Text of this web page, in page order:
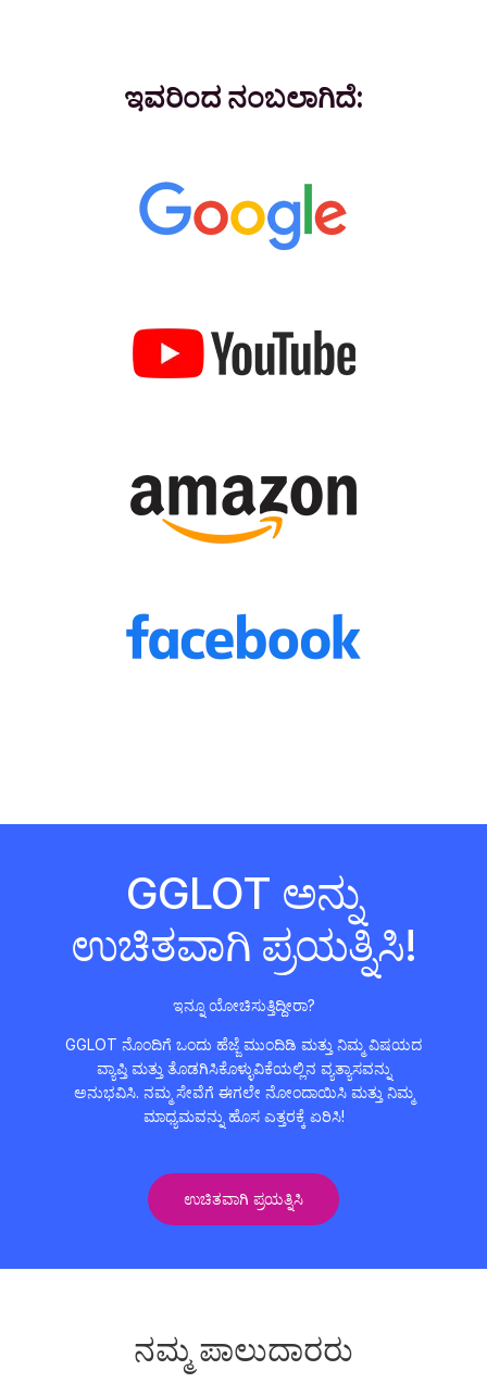
ಇವರಿಂದ ನಂಬಲಾಗಿದೆ:
GGLOT ಅನ್ನು
ಉಚಿತವಾಗಿ ಪ್ರಯತ್ನಿಸಿ!
ಇನ್ನೂ ಯೋಚಿಸುತ್ತಿದ್ದೀರಾ?
GGLOT ನೊಂದಿಗೆ ಒಂದು ಹೆಜ್ಜೆ ಮುಂದಿಡಿ ಮತ್ತು ನಿಮ್ಮ ವಿಷಯದ
ವ್ಯಾಪ್ತಿ ಮತ್ತು ತೊಡಗಿಸಿಕೊಳ್ಳುವಿಕೆಯಲ್ಲಿನ ವ್ಯತ್ಯಾಸವನ್ನು
ಅನುಭವಿಸಿ. ನಮ್ಮ ಸೇವೆಗೆ ಈಗಲೇ ನೋಂದಾಯಿಸಿ ಮತ್ತು ನಿಮ್ಮ
ಮಾಧ್ಯಮವನ್ನು ಹೊಸ ಎತ್ತರಕ್ಕೆ ಏರಿಸಿ!
ಉಚಿತವಾಗಿ ಪ್ರಯತ್ನಿಸಿ
ನಮ್ಮ ಪಾಲುದಾರರು